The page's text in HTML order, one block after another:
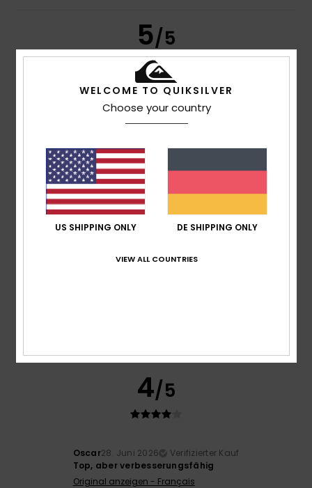
5/5
Tolles Produkt, besser als auf dem Bild
Perfekte GrößeMaterial: 5/5 Farbe
Ich empfehle dieses Produkt
5 /5
4/5
Oscar28. Juni 2026
Verifizierter Kauf
Top, aber verbesserungsfähig
Original anzeigen - Français
WELCOME TO QUIKSILVER
Choose your country
US SHIPPING ONLY DE SHIPPING ONLY
VIEW ALL COUNTRIES